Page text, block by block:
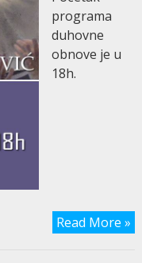
programa
duhovne
obnove je u
18h.
Read More »